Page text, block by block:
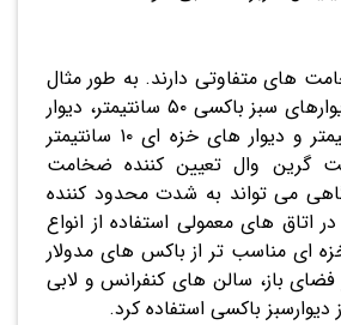
های متفاوتی دارند. به طور مثال
ضخامت متوسط دیوارهای سبز باکسی ۵۰ سانتیمتر، دیوار
سبز نمدی ۳۰ سانتیمتر و دیوار های خزه ای ۱۰ سانتیمتر
وال تعیین کننده ضخامت
می تواند به شدت محدود کننده
اتاق های معمولی استفاده از انواع
ای مناسب تر از باکس های مدولار
باز، سالن های کنفرانس و لابی
باکسی استفاده کرد.